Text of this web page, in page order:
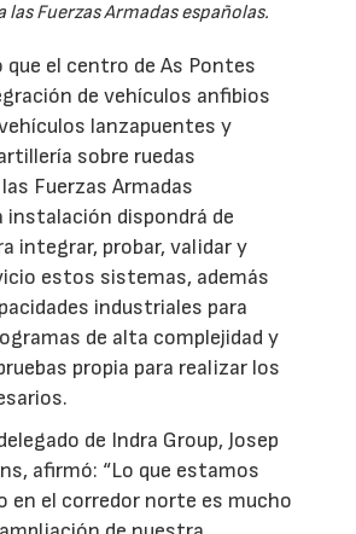
las Fuerzas Armadas españolas.
el centro de As Pontes
de vehículos anfibios
lanzapuentes y
sobre ruedas
Fuerzas Armadas
instalación dispondrá de
integrar, probar, validar y
estos sistemas, además
industriales para
de alta complejidad y
propia para realizar los
de Indra Group, Josep
afirmó: “Lo que estamos
en el corredor norte es mucho